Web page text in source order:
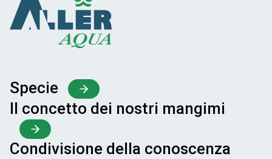
Specie
Il concetto dei nostri mangimi
Condivisione della conoscenza